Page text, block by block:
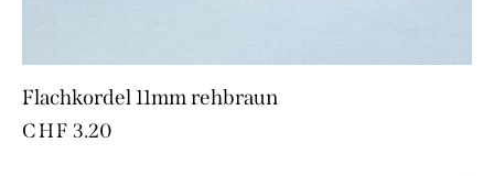
Flachkordel 11mm rehbraun
CHF 3.20